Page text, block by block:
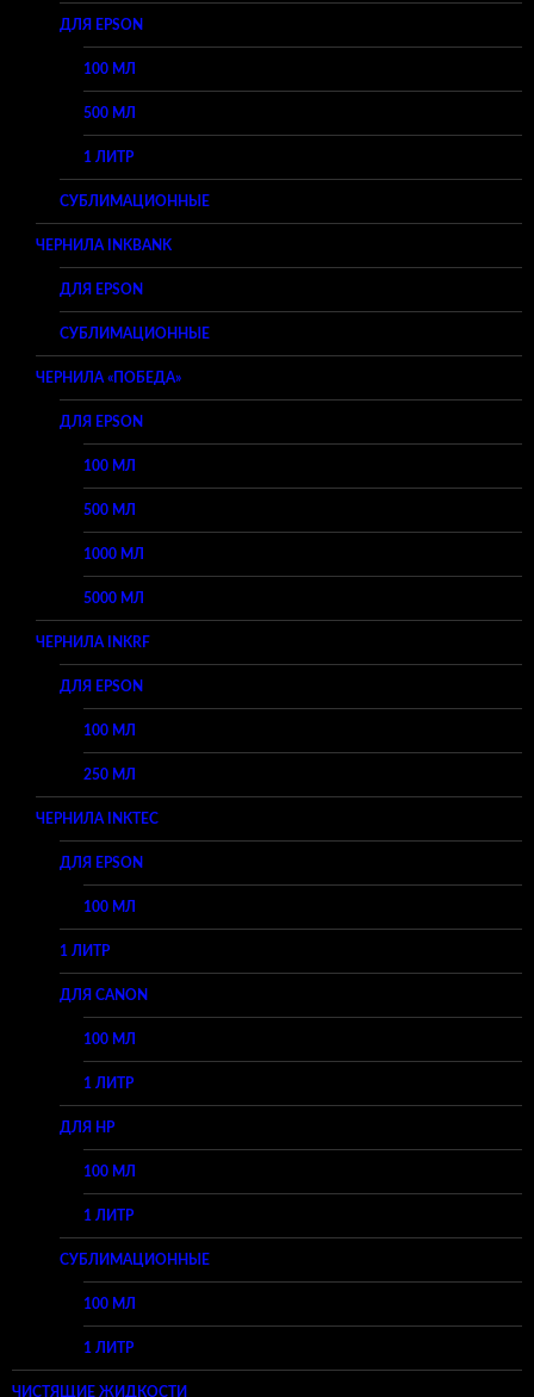
ДЛЯ EPSON
100 МЛ
500 МЛ
1 ЛИТР
СУБЛИМАЦИОННЫЕ
ЧЕРНИЛА INKBANK
ДЛЯ EPSON
СУБЛИМАЦИОННЫЕ
ЧЕРНИЛА «ПОБЕДА»
ДЛЯ EPSON
100 МЛ
500 МЛ
1000 МЛ
5000 МЛ
ЧЕРНИЛА INKRF
ДЛЯ EPSON
100 МЛ
250 МЛ
ЧЕРНИЛА INKTEC
ДЛЯ EPSON
100 МЛ
1 ЛИТР
ДЛЯ CANON
100 МЛ
1 ЛИТР
ДЛЯ HP
100 МЛ
1 ЛИТР
СУБЛИМАЦИОННЫЕ
100 МЛ
1 ЛИТР
ЧИСТЯЩИЕ ЖИДКОСТИ